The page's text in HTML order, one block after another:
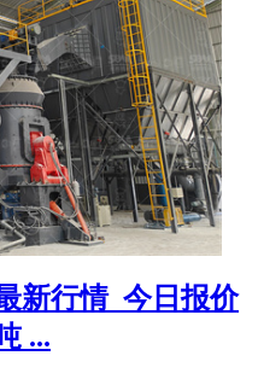
新行情_今日报价
...